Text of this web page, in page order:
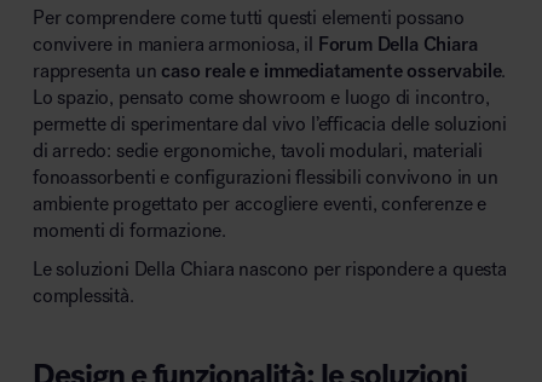
Per comprendere come tutti questi elementi possano
convivere in maniera armoniosa, il Forum Della Chiara
rappresenta un caso reale e immediatamente osservabile.
Lo spazio, pensato come showroom e luogo di incontro,
permette di sperimentare dal vivo l’efficacia delle soluzioni
di arredo: sedie ergonomiche, tavoli modulari, materiali
fonoassorbenti e configurazioni flessibili convivono in un
ambiente progettato per accogliere eventi, conferenze e
momenti di formazione.
Le soluzioni Della Chiara nascono per rispondere a questa
complessità.